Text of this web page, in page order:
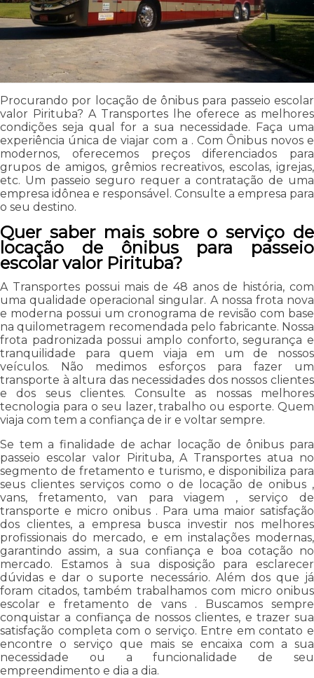
Procurando por locação de ônibus para passeio escolar
valor Pirituba? A Transportes lhe oferece as melhores
condições seja qual for a sua necessidade. Faça uma
experiência única de viajar com a . Com Ônibus novos e
modernos, oferecemos preços diferenciados para
grupos de amigos, grêmios recreativos, escolas, igrejas,
etc. Um passeio seguro requer a contratação de uma
empresa idônea e responsável. Consulte a empresa para
o seu destino.
Quer saber mais sobre o serviço de
locação de ônibus para passeio
escolar valor Pirituba?
A Transportes possui mais de 48 anos de história, com
uma qualidade operacional singular. A nossa frota nova
e moderna possui um cronograma de revisão com base
na quilometragem recomendada pelo fabricante. Nossa
frota padronizada possui amplo conforto, segurança e
tranquilidade para quem viaja em um de nossos
veículos. Não medimos esforços para fazer um
transporte à altura das necessidades dos nossos clientes
e dos seus clientes. Consulte as nossas melhores
tecnologia para o seu lazer, trabalho ou esporte. Quem
viaja com tem a confiança de ir e voltar sempre.
Se tem a finalidade de achar locação de ônibus para
passeio escolar valor Pirituba, A Transportes atua no
segmento de fretamento e turismo, e disponibiliza para
seus clientes serviços como o de locação de onibus ,
vans, fretamento, van para viagem , serviço de
transporte e micro onibus . Para uma maior satisfação
dos clientes, a empresa busca investir nos melhores
profissionais do mercado, e em instalações modernas,
garantindo assim, a sua confiança e boa cotação no
mercado. Estamos à sua disposição para esclarecer
dúvidas e dar o suporte necessário. Além dos que já
foram citados, também trabalhamos com micro onibus
escolar e fretamento de vans . Buscamos sempre
conquistar a confiança de nossos clientes, e trazer sua
satisfação completa com o serviço. Entre em contato e
encontre o serviço que mais se encaixa com a sua
necessidade ou a funcionalidade de seu
empreendimento e dia a dia.